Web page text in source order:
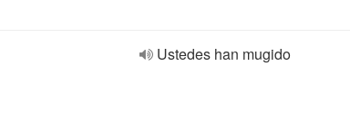
Ustedes han mugido